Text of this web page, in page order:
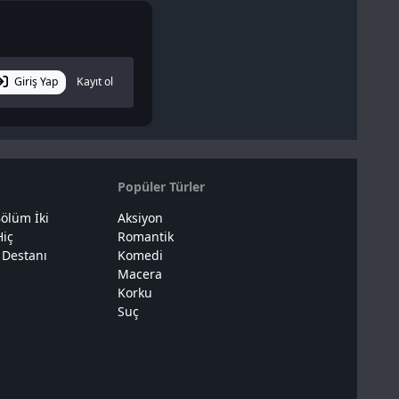
Giriş Yap Kayıt ol
İki
Popüler Türler
Aksiyon
Romantik
Komedi
Macera
Korku
Suç